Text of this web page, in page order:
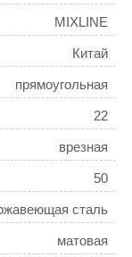
MIXLINE
Китай
прямоугольная
22
врезная
50
сталь
матовая